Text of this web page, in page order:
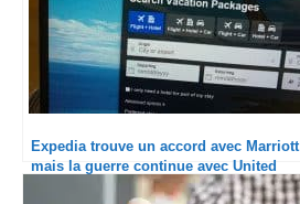
Expedia trouve un accord avec Marriott
mais la guerre continue avec United